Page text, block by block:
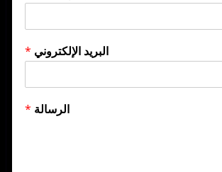
البريد الإلكتروني *
الرسالة *